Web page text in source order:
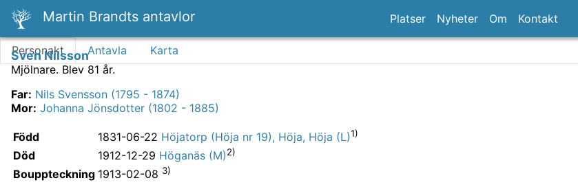
Martin Brandts antavlor Platser Nyheter Om Kontakt
Personakt Antavla Karta
Sven Nilsson
Mjölnare. Blev 81 år.
Far: Nils Svensson (1795 - 1874)
Mor: Johanna Jönsdotter (1802 - 1885)
Född 1831-06-22 Höjatorp (Höja nr 19), Höja, Höja (L)1)
Död 1912-12-29 Höganäs (M)2)
Bouppteckning 1913-02-08 3)